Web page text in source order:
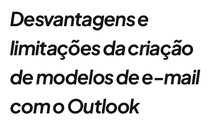
Desvantagens e
limitações da criação
de modelos de e-mail
com o Outlook